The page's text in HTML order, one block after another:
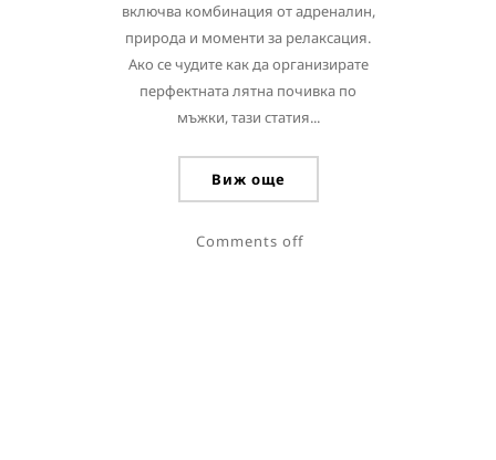
включва комбинация от адреналин,
природа и моменти за релаксация.
Ако се чудите как да организирате
перфектната лятна почивка по
мъжки, тази статия...
Виж още
Comments off